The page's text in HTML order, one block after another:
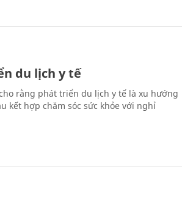
du lịch y tế
rằng phát triển du lịch y tế là xu hướng
kết hợp chăm sóc sức khỏe với nghỉ